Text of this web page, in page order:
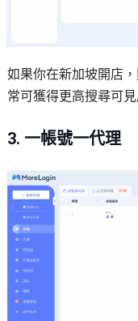
如果你在新加坡開店
常可獲得更高搜尋可見
3. 一帳號一代理